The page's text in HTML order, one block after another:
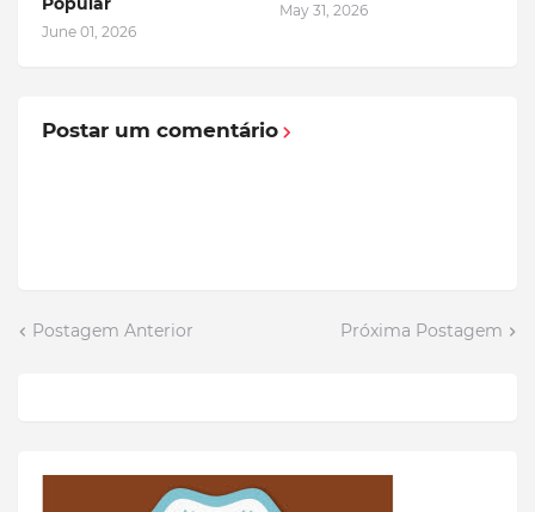
June 01, 2026
May 31, 2026
Postar um comentário
Postagem Anterior Próxima Postagem